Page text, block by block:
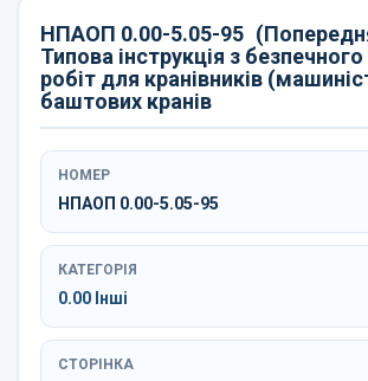
НПАОП 0.00-5.05-95
Типова інструкція з
робіт для кранівників
баштових кранів
НОМЕР
НПАОП 0.00-5.05-95
КАТЕГОРІЯ
0.00 Інші
СТОРІНКА